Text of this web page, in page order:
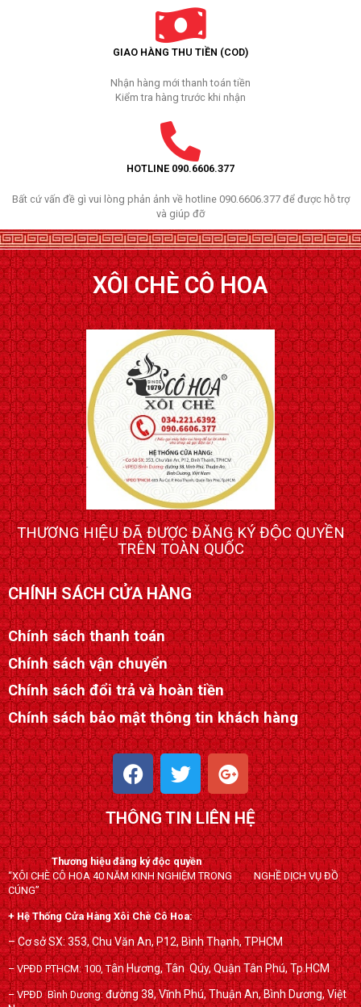
GIAO HÀNG THU TIỀN (COD)
Nhận hàng mới thanh toán tiền
Kiểm tra hàng trước khi nhận
HOTLINE 090.6606.377
Bất cứ vấn đề gì vui lòng phản ảnh về hotline 090.6606.377 để được hỗ trợ
và giúp đỡ
XÔI CHÈ CÔ HOA
THƯƠNG HIỆU ĐÃ ĐƯỢC ĐĂNG KÝ ĐỘC QUYỀN
TRÊN TOÀN QUỐC
CHÍNH SÁCH CỬA HÀNG
Chính sách thanh toán
Chính sách vận chuyển
Chính sách đổi trả và hoàn tiền
Chính sách bảo mật thông tin khách hàng
F
a
c
e
b
o
o
k
T
w
i
t
t
e
r
G
o
o
g
l
e
-
p
l
u
s
THÔNG TIN LIÊN HỆ
Thương hiệu đăng ký độc quyền
“XÔI CHÈ CÔ HOA 40 NĂM KINH NGHIỆM TRONG NGHỀ DỊCH VỤ ĐỒ
CÚNG”
+ Hệ Thống Cửa Hàng Xôi Chè Cô Hoa:
– Cơ sở SX: 353, Chu Văn An, P12, Bình Thạnh, TPHCM
– VPĐD PTHCM: 100, Tân Hương, Tân Qúy,Quận Tân Phú, Tp.HCM
– VPĐD Bình Dương:đường 38, Vĩnh Phú, Thuận An, Bình Dương, Việt